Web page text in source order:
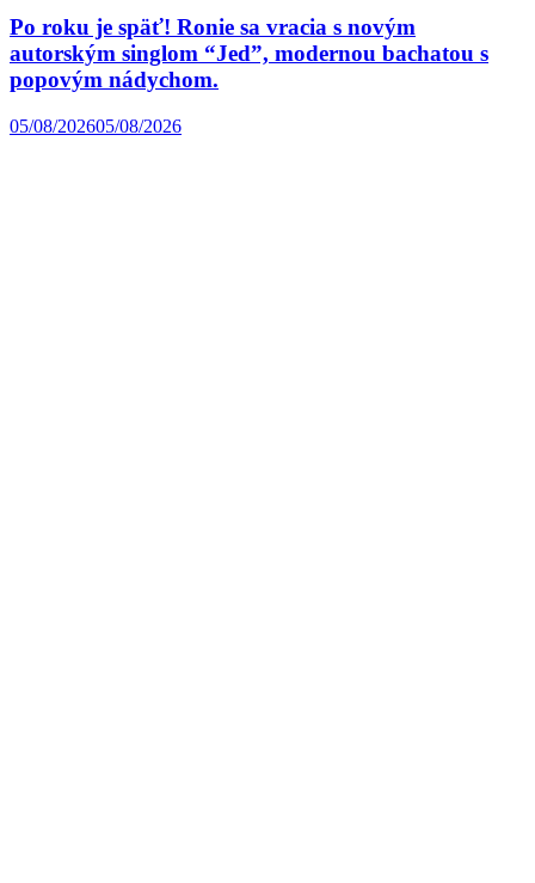
Po roku je späť! Ronie sa vracia s novým
autorským singlom “Jed”, modernou bachatou s
popovým nádychom.
05/08/202605/08/2026